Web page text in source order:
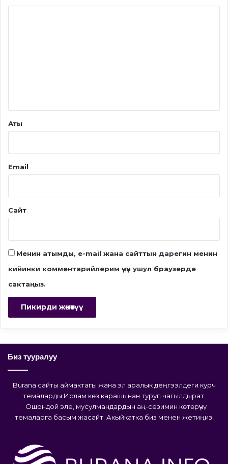
Аты
Email
Сайт
Менин атымды, e-mail жана сайттын дарегин менин
кийинки комментарийлерим үчүн ушул браузерде
сактаңыз.
Биз тууралуу
Burana сайты аймактагы жана эл аралык деңгээлдеги курч
темаларды Ислам көз карашынан туруп чагылдырат.
Ошондой эле, мусулмандардын аң-сезимин көтөрүүчү
темаларга басым жасайт. Акыйкатка биз менен жетиңиз!